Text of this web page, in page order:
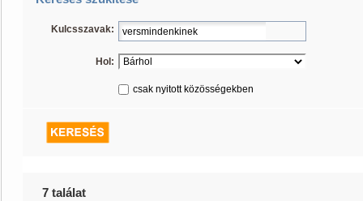
Kulcsszavak:
Hol:
csak nyitott közösségekben
7 találat